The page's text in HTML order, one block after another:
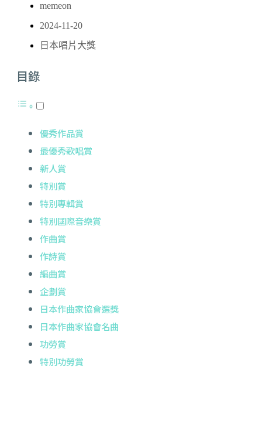
memeon
2024-11-20
日本唱片大獎
目錄
優秀作品賞
最優秀歌唱賞
新人賞
特別賞
特別專輯賞
特別國際音樂賞
作曲賞
作詩賞
編曲賞
企劃賞
日本作曲家協會選獎
日本作曲家協會名曲
功勞賞
特別功勞賞